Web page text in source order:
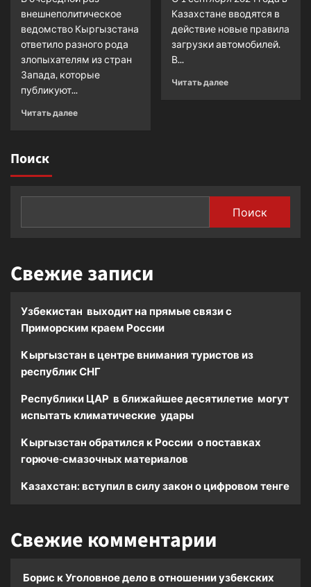
внешнеполитическое
ведомство Кыргызстана
ответило разного рода
злопыхателям из стран
Запада, которые
публикуют...
Читать далееПрочитать
мигрантов
Казахстане вводятся в
действие новые правила
загрузки автомобилей.
В...
Читать далееПрочитать
систему
штрафов
Поиск
Поиск
Свежие записи
Узбекистан выходит на прямые связи с
Приморским краем России
Кыргызстан в центре внимания туристов из
республик СНГ
Республики ЦАР в ближайшее десятилетие могут
испытать климатические удары
Кыргызстан обратился к России о поставках
горюче-смазочных материалов
Казахстан: вступил в силу закон о цифровом тенге
Свежие комментарии
Борис кУголовное дело в отношении узбекских